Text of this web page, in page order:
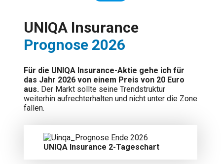
UNIQA Insurance
Prognose 2026
Für die UNIQA Insurance-Aktie gehe ich für
das Jahr 2026 von einem Preis von 20 Euro
aus. Der Markt sollte seine Trendstruktur
weiterhin aufrechterhalten und nicht unter die Zone
fallen.
UNIQA Insurance 2-Tageschart